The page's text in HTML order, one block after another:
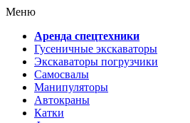
Меню
Аренда спецтехники
Гусеничные экскаваторы
Экскаваторы погрузчики
Самосвалы
Манипуляторы
Автокраны
Катки